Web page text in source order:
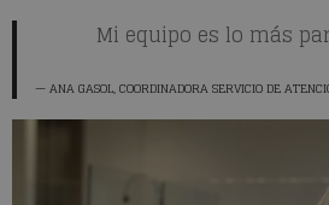
Mi equipo es lo más
ANA GASOL, COORDINADORA SERVICIO DE